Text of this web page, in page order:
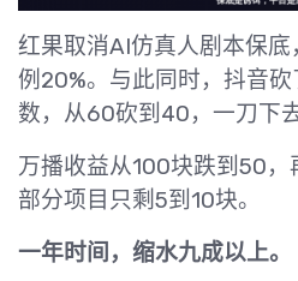
红果取消AI仿真人剧本保
例20%。与此同时，抖音
数，从60砍到40，一刀下
万播收益从100块跌到50
部分项目只剩5到10块。
一年时间，缩水九成以上。